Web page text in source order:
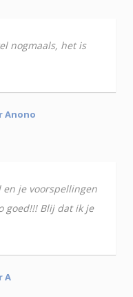
nogmaals, het is
Anono
en je voorspellingen
goed!!! Blij dat ik je
A